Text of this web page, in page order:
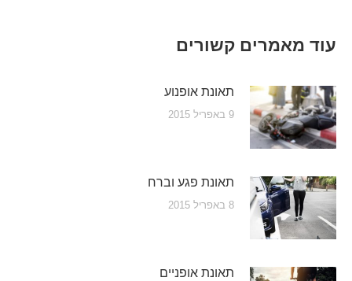
עוד מאמרים קשורים
תאונת אופנוע
9 באפריל 2015
תאונת פגע וברח
8 באפריל 2015
תאונת אופניים